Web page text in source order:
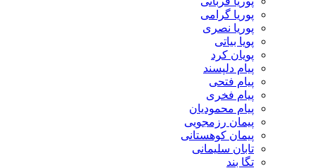
پوریا گرامی
پوریا نصری
پویا بیاتی
پویان کرد
پیام دلپسند
پیام فتحی
پیام فخری
پیام محمودیان
پیمان رزمجویی
پیمان کوهستانی
تابان سلیمانی
تگا بند